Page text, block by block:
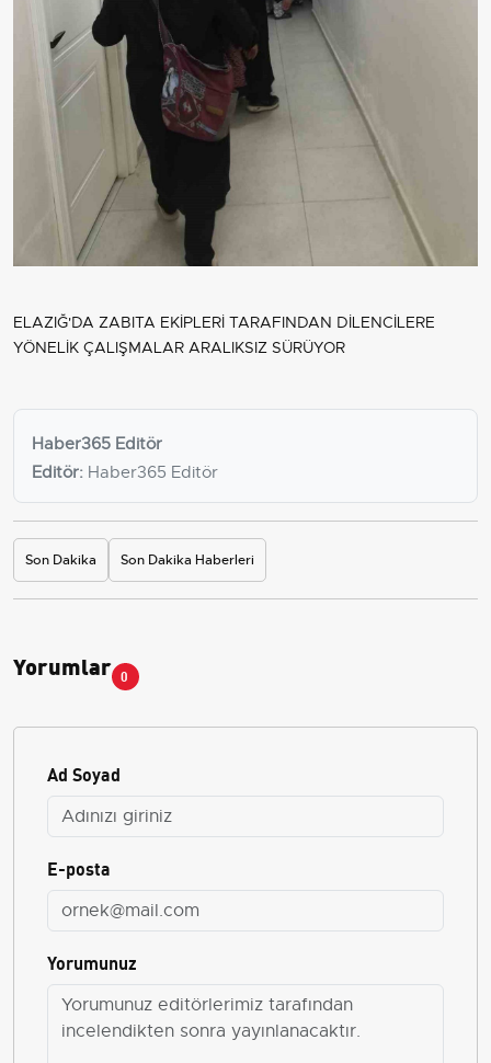
ELAZIĞ'DA ZABITA EKİPLERİ TARAFINDAN DİLENCİLERE
YÖNELİK ÇALIŞMALAR ARALIKSIZ SÜRÜYOR
Haber365 Editör
Editör: Haber365 Editör
Son Dakika Son Dakika Haberleri
Yorumlar 0
Ad Soyad
E-posta
Yorumunuz